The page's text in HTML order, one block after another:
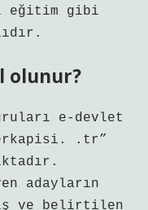
eğitim gibi
olunur?
e-devlet
.tr”
adayların
ve belirtilen